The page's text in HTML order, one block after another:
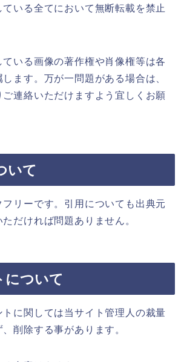
いる全てにおいて無断転載を禁止
いる画像の著作権や肖像権等は各
ます。万が一問題がある場合は、
連絡いただけますよう宜しくお願
いて
リーです。引用についても出典元
だければ問題ありません。
について
に関しては当サイト管理人の裁量
削除する事があります。